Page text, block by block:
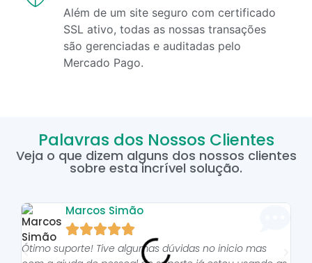
Além de um site seguro com certificado
SSL ativo, todas as nossas transações
são gerenciadas e auditadas pelo
Mercado Pago.
Palavras dos Nossos Clientes
Veja o que dizem alguns dos nossos clientes
sobre esta incrível solução.
Marcos Simão

Ótimo suporte! Tive algumas dúvidas no inicio mas